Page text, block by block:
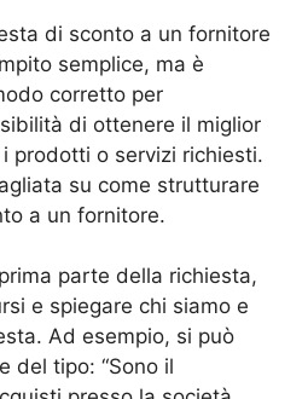
di sconto a un fornitore
semplice, ma è
corretto per
di ottenere il miglior
prodotti o servizi richiesti.
su come strutturare
a un fornitore.
parte della richiesta,
e spiegare chi siamo e
Ad esempio, si può
del tipo: “Sono il